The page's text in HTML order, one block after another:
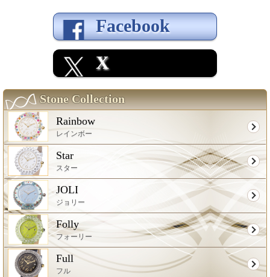
Facebook
X
Stone Collection
Rainbow
レインボー
Star
スター
JOLI
ジョリー
Folly
フォーリー
Full
フル